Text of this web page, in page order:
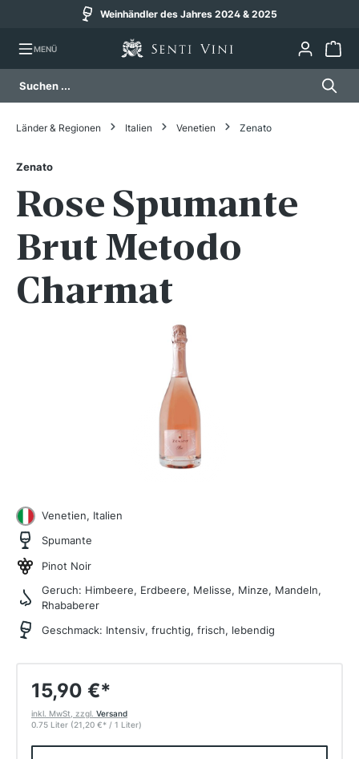
Weinhändler des Jahres 2024 & 2025
MENÜ
Bildergalerie überspringen
Länder & Regionen Italien Venetien Zenato
Zenato
Rose Spumante
Brut Metodo
Charmat
Venetien, Italien
Spumante
Pinot Noir
Geruch: Himbeere, Erdbeere, Melisse, Minze, Mandeln,
Rhababerer
Geschmack: Intensiv, fruchtig, frisch, lebendig
15,90 €*
inkl. MwSt, zzgl. Versand
0.75 Liter (21,20 €* / 1 Liter)